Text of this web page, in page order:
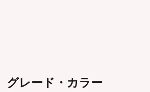
グレード・カラー